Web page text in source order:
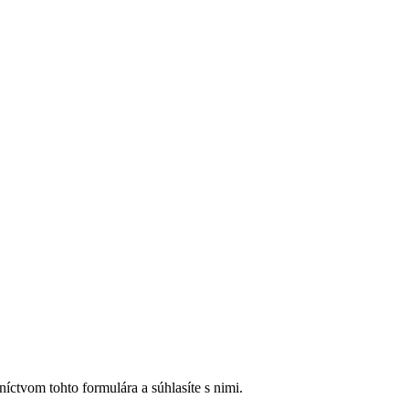
tohto formulára a súhlasíte s nimi.